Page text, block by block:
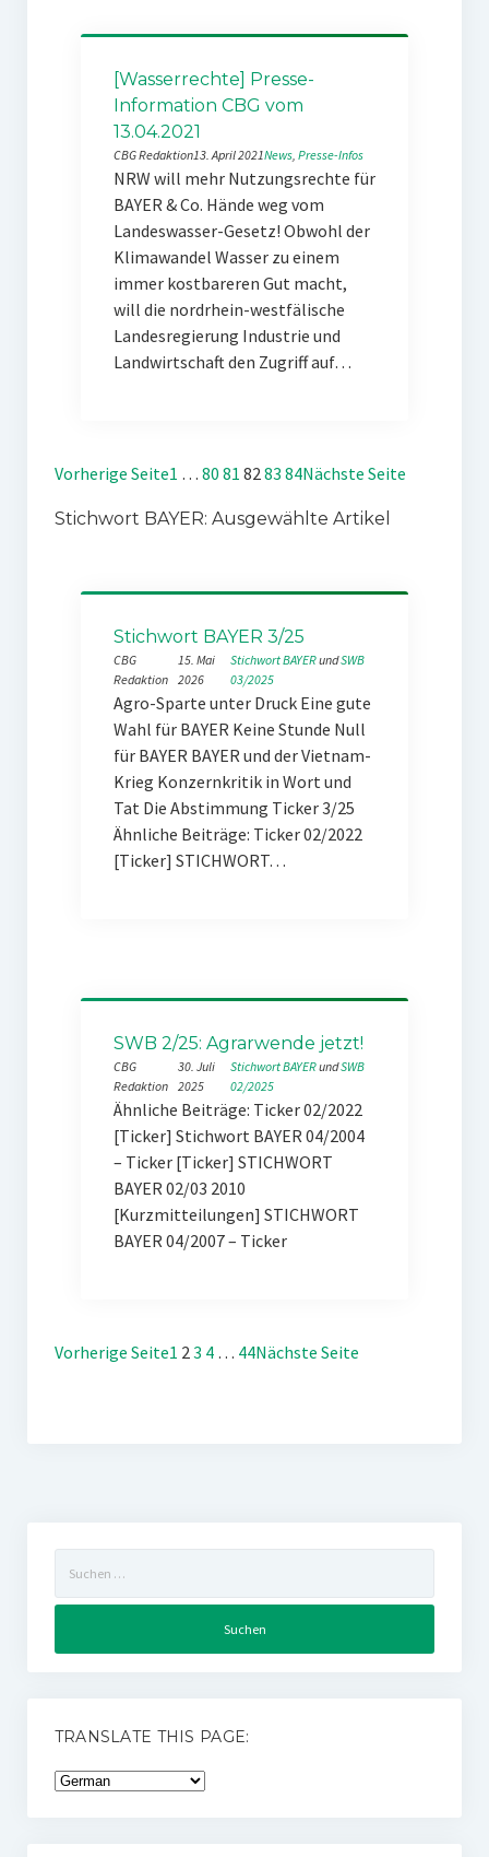
[Wasserrechte] Presse-
Information CBG vom
13.04.2021
CBG Redaktion13. April 2021News, Presse-Infos
NRW will mehr Nutzungsrechte für
BAYER & Co. Hände weg vom
Landeswasser-Gesetz! Obwohl der
Klimawandel Wasser zu einem
immer kostbareren Gut macht,
will die nordrhein-westfälische
Landesregierung Industrie und
Landwirtschaft den Zugriff auf…
Vorherige Seite1 … 80 81 8283 84Nächste Seite
Stichwort BAYER: Ausgewählte Artikel
Stichwort BAYER 3/25
CBG
Redaktion
15. Mai
2026
Stichwort BAYER und SWB
03/2025
Agro-Sparte unter Druck Eine gute
Wahl für BAYER Keine Stunde Null
für BAYER BAYER und der Vietnam-
Krieg Konzernkritik in Wort und
Tat Die Abstimmung Ticker 3/25
Ähnliche Beiträge: Ticker 02/2022
[Ticker] STICHWORT…
SWB 2/25: Agrarwende jetzt!
CBG
Redaktion
30. Juli
2025
Stichwort BAYER und SWB
02/2025
Ähnliche Beiträge: Ticker 02/2022
[Ticker] Stichwort BAYER 04/2004
– Ticker [Ticker] STICHWORT
BAYER 02/03 2010
[Kurzmitteilungen] STICHWORT
BAYER 04/2007 – Ticker
Vorherige Seite1 23 4 … 44Nächste Seite
nach:
TRANSLATE THIS PAGE: